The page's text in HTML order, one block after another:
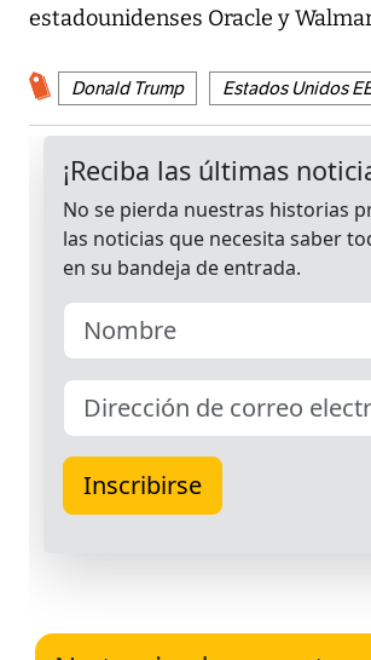
estadounidenses Oracle y
Donald Trump Estados Unidos